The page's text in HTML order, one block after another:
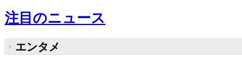
注目のニュース
エンタメ